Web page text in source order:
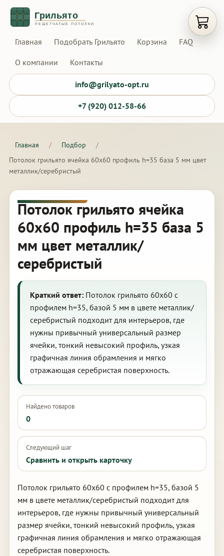
Главная Подобрать Грильято Корзина FAQ
О компании Контакты
info@grilyato-opt.ru
+7 (920) 012-58-66
Главная / Подбор
/
Потолок грильято ячейка 60х60 профиль h=35 база 5 мм цвет
металлик/серебристый
Потолок грильято ячейка
60х60 профиль h=35 база 5
мм цвет металлик/
серебристый
Краткий ответ:Потолок грильято 60х60 с
профилем h=35, базой 5 мм в цвете металлик/
серебристый подходит для интерьеров, где
нужны привычный универсальный размер
ячейки, тонкий невысокий профиль, узкая
графичная линия обрамления и мягко
отражающая серебристая поверхность.
Найдено товаров
0
Следующий шаг
Сравнить и открыть карточку
Потолок грильято 60х60 с профилем h=35, базой 5
мм в цвете металлик/серебристый подходит для
интерьеров, где нужны привычный универсальный
размер ячейки, тонкий невысокий профиль, узкая
графичная линия обрамления и мягко отражающая
серебристая поверхность.